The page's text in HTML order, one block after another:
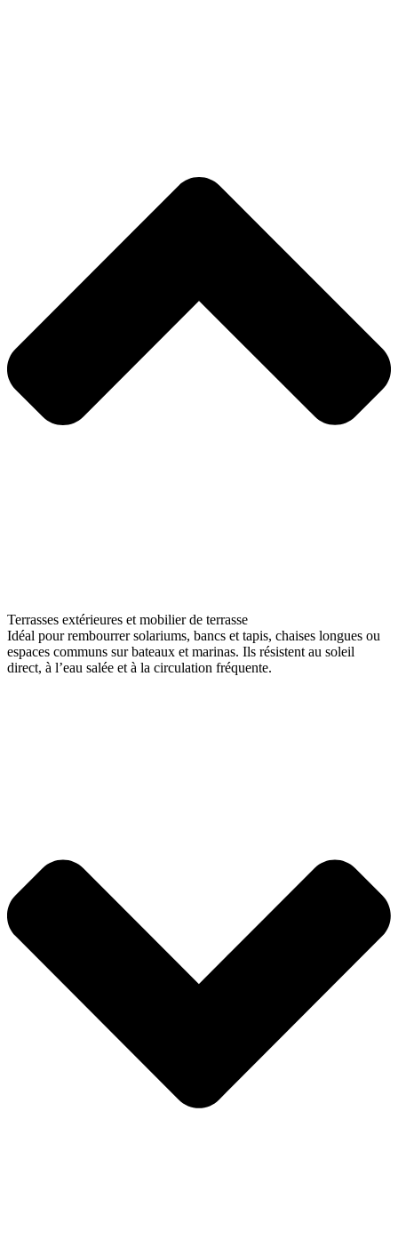
Terrasses extérieures et mobilier de terrasse
Idéal pour rembourrer solariums, bancs et tapis, chaises longues ou
espaces communs sur bateaux et marinas. Ils résistent au soleil
direct, à l’eau salée et à la circulation fréquente.